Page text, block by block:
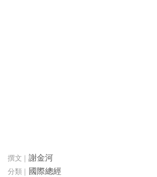
謝金河
國際總經